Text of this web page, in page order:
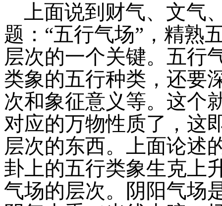
上面说到财气、文气
题： “五行气场” ， 精熟
层次的一个关键。五行
类象的五行种类，还要
次和象征意义等。这个
对应的万物性质了，这
层次的东西。上面论述
卦 上的五行类象生克 上
气场的层次。阴阳气场